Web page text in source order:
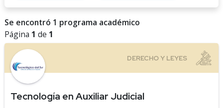
Se encontró 1 programa académico
Página 1 de 1
Tecnología en Auxiliar Judicial